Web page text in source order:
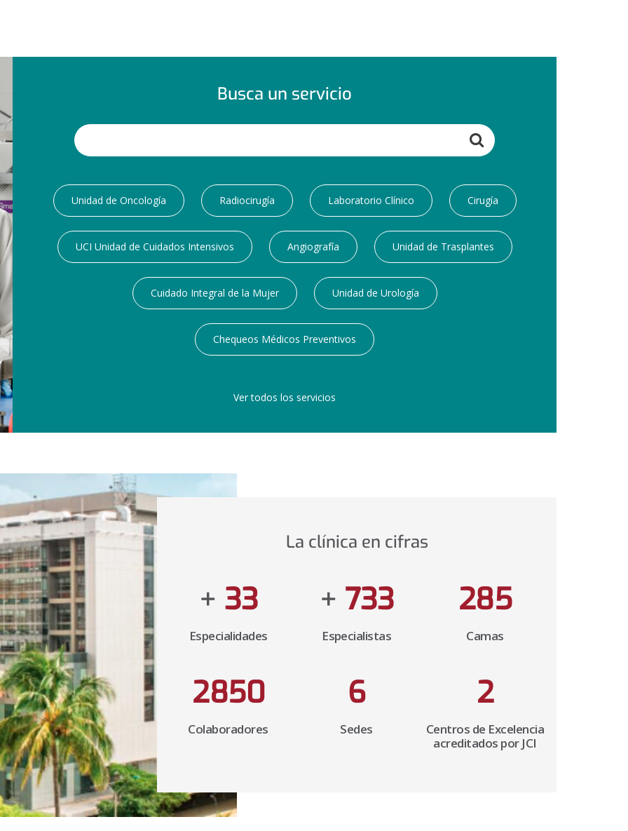
Busca un servicio
Search
Unidad de Oncología Radiocirugía Laboratorio Clínico Cirugía
UCI Unidad de Cuidados Intensivos Angiografía Unidad de Trasplantes
Cuidado Integral de la Mujer Unidad de Urología
Chequeos Médicos Preventivos
Ver todos los servicios
La clínica en cifras
+ 40
Especialidades
+ 900
Especialistas
350
Camas
3500
Colaboradores
7
Sedes
2
Centros de Excelencia
acreditados por JCI